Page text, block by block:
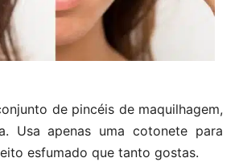
de pincéis de maquilhagem,
Usa apenas uma cotonete para
esfumado que tanto gostas.